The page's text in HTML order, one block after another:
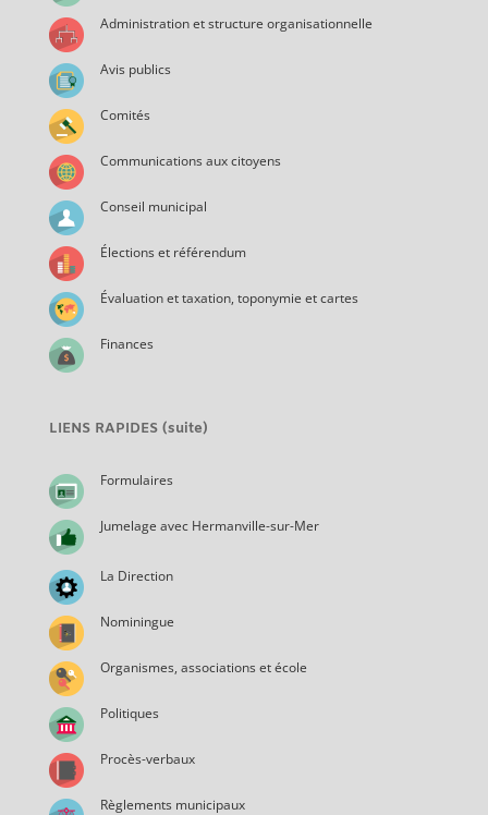
Administration et structure organisationnelle
Avis publics
Comités
Communications aux citoyens
Conseil municipal
Élections et référendum
Évaluation et taxation, toponymie et cartes
Finances
LIENS RAPIDES (suite)
Formulaires
Jumelage avec Hermanville-sur-Mer
La Direction
Nominingue
Organismes, associations et école
Politiques
Procès-verbaux
Règlements municipaux